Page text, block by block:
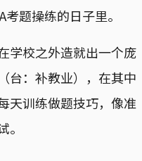
题操练的日子里。
学校之外造就出一个庞
：补教业），在其中
训练做题技巧，像准